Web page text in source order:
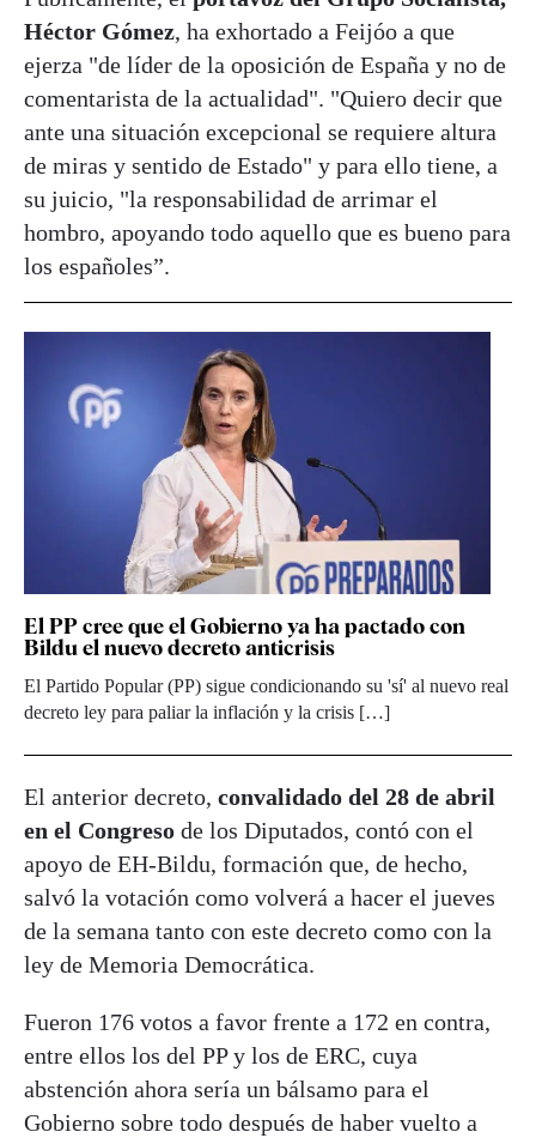
Héctor Gómez, ha exhortado a Feijóo a que
ejerza "de líder de la oposición de España y no de
comentarista de la actualidad". "Quiero decir que
ante una situación excepcional se requiere altura
de miras y sentido de Estado" y para ello tiene, a
su juicio, "la responsabilidad de arrimar el
hombro, apoyando todo aquello que es bueno para
los españoles”.
El PP cree que el Gobierno ya ha pactado con
Bildu el nuevo decreto anticrisis
El Partido Popular (PP) sigue condicionando su 'sí' al nuevo real
decreto ley para paliar la inflación y la crisis […]
El anterior decreto, convalidado del 28 de abril
en el Congreso de los Diputados, contó con el
apoyo de EH-Bildu, formación que, de hecho,
salvó la votación como volverá a hacer el jueves
de la semana tanto con este decreto como con la
ley de Memoria Democrática.
Fueron 176 votos a favor frente a 172 en contra,
entre ellos los del PP y los de ERC, cuya
abstención ahora sería un bálsamo para el
Gobierno sobre todo después de haber vuelto a